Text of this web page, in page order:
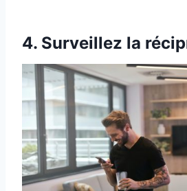
4. Surveillez la